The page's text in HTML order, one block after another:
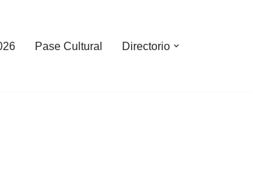
Pase Cultural Directorio